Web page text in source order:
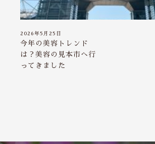
今年の美容トレンド
は？美容の見本市へ行
ってきました
2026年5月25日